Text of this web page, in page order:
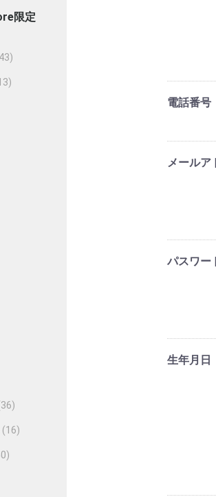
限定
(16)
電話番号
メールア
パスワー
生年月日